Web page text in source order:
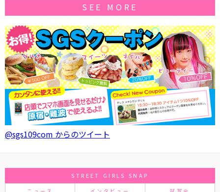
SEE MORE
@sgs109com からのツイート
STREET GIRLS SNAP